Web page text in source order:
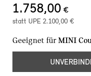
1.758,00 €
statt UPE 2.100,00 €
Geeignet für MINI